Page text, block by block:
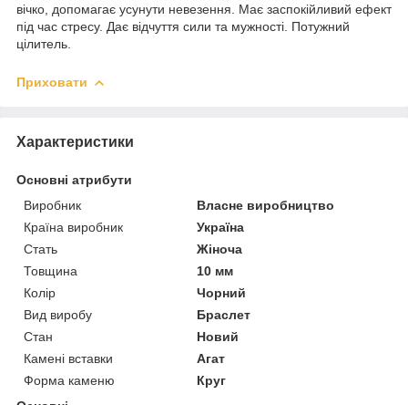
вічко, допомагає усунути невезення. Має заспокійливий ефект
під час стресу. Дає відчуття сили та мужності. Потужний
цілитель.
Приховати
Характеристики
Основні атрибути
Виробник
Власне виробництво
Країна виробник
Україна
Стать
Жіноча
Товщина
10 мм
Колір
Чорний
Вид виробу
Браслет
Стан
Новий
Камені вставки
Агат
Форма каменю
Круг